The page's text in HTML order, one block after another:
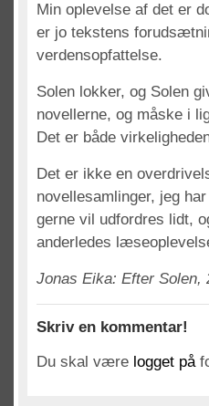
Min oplevelse af det er
er jo tekstens
verdensopfattelse.
Solen lokker, og Solen
novellerne, og måske i
Det er både
Det er ikke en
novellesamlinger, jeg
gerne vil udfordres lidt,
anderledes
Jonas Eika: Efter Solen,
Skriv en kommentar!
Du skal være logget på